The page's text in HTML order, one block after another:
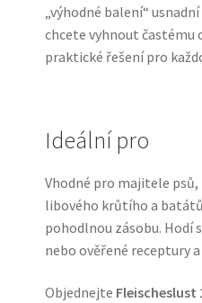
„výhodné balení“
chcete vyhnout častému
praktické řešení pro
Ideální pro
Vhodné pro majitele
libového krůtího a
pohodlnou zásobu. Hodí
nebo ověřené receptury
Objednejte Fleischeslust